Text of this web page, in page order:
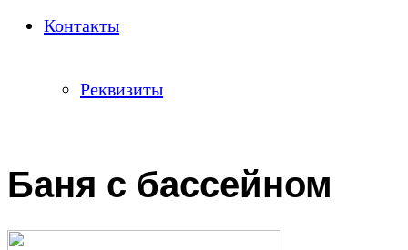
Контакты
Реквизиты
Баня с бассейном